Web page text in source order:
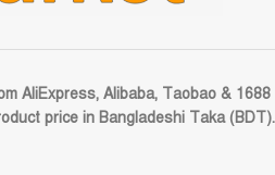
AliExpress, Alibaba, Taobao & 1688
price in Bangladeshi Taka (BDT).